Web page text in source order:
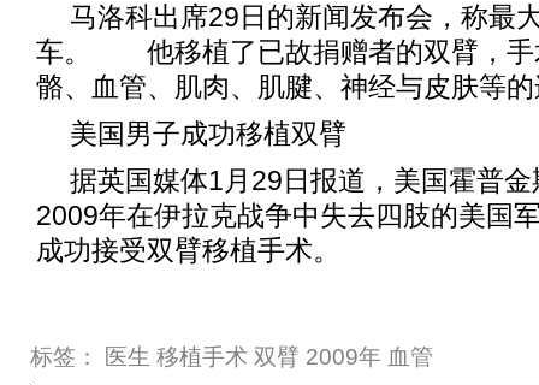
马洛科出席29日的新闻发布会，称最
车。 他移植了已故捐赠者的双臂，手
骼、血管、肌肉、肌腱、神经与皮肤等
美国男子成功移植双臂
据英国媒体1月29日报道，美国霍普
2009年在伊拉克战争中失去四肢的美国
成功接受双臂移植手术。
标签： 医生 移植手术 双臂 2009年 血管